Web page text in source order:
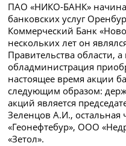
ПАО «НИКО-БАНК»
банковских услуг
Коммерческий Банк
нескольких лет он
Правительства области, а
обладминистрация
настоящее время акции
следующим образом:
акций является
Зеленцов А.И.,
«Геонефтебур», ООО
«Зетол».